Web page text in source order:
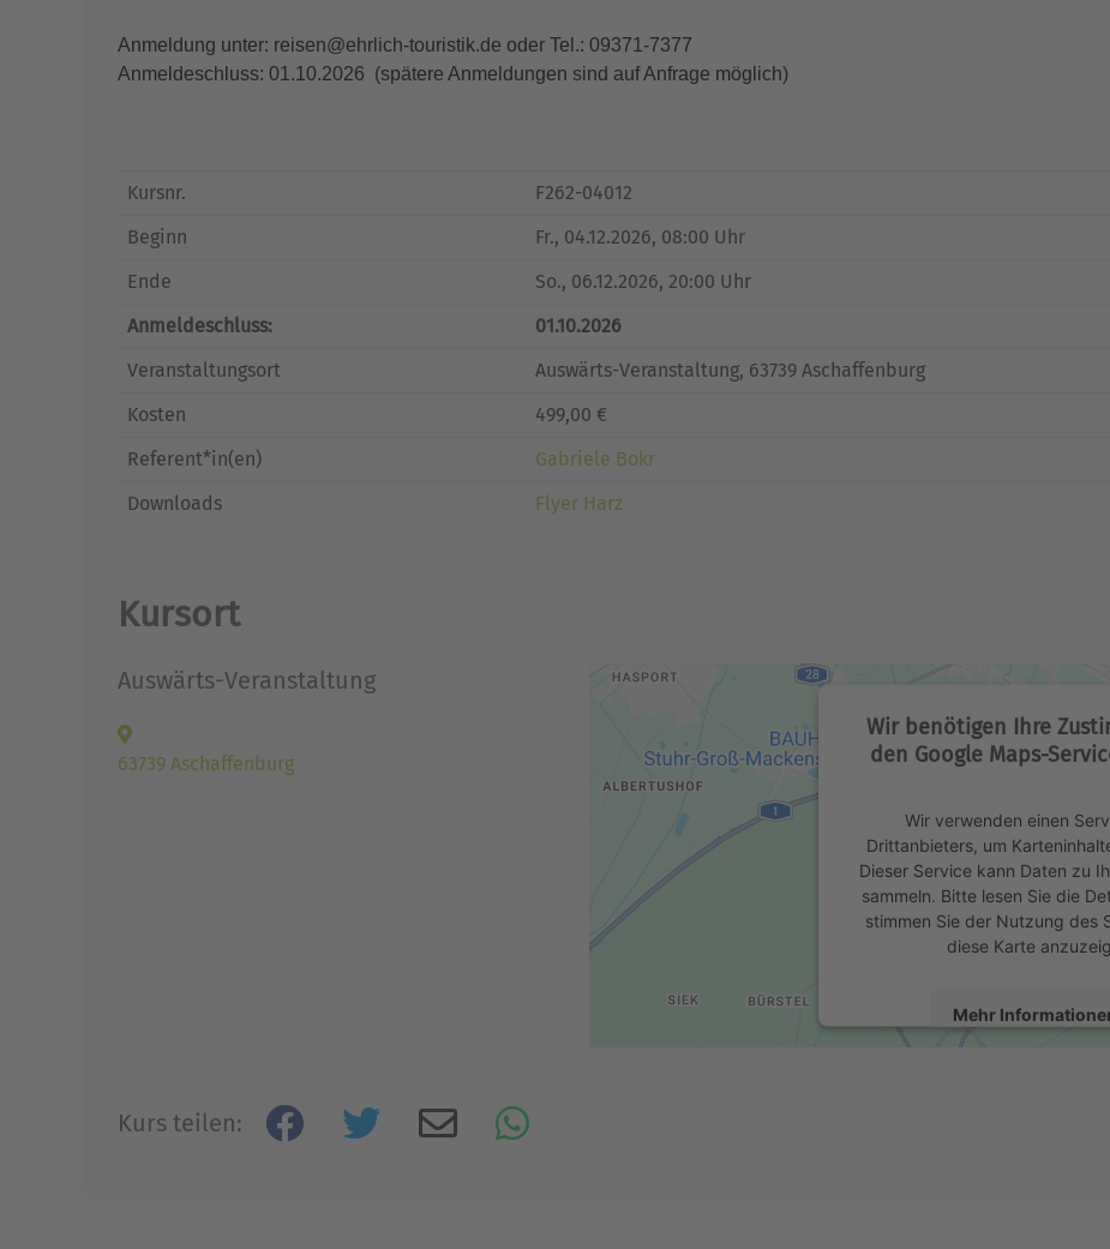
Anmeldung unter: reisen@ehrlich-touristik.de oder Tel.: 09371-7377
Anmeldeschluss: 01.10.2026 (spätere Anmeldungen sind auf Anfrage möglich)
Kursnr.
F262-04012
Beginn
Fr., 04.12.2026, 08:00 Uhr
Ende
So., 06.12.2026, 20:00 Uhr
Anmeldeschluss:
01.10.2026
Veranstaltungsort
Auswärts-Veranstaltung, 63739 Aschaffenburg
Kosten
499,00 €
Referent*in(en)
Gabriele Bokr
Downloads
Flyer Harz
Kursort
Auswärts-Veranstaltung
63739 Aschaffenburg
Wir benötigen Ihre
den Google Maps-
Wir verwenden einen
Drittanbieters, um
Dieser Service kann Daten zu
sammeln. Bitte lesen Sie die
stimmen Sie der Nutzung des
diese Karte
Mehr
Kurs teilen: